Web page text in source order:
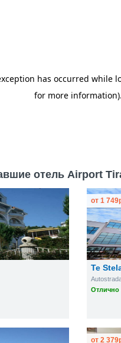
отель Airport
Te
Отлично
от 1 749
от 2 379